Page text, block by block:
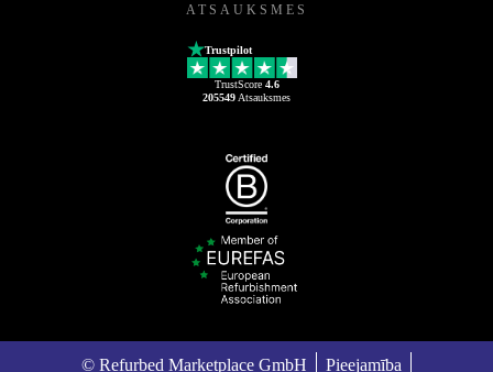
ATSAUKSMES
Trustpilot
TrustScore 4.6
205549 Atsauksmes
© Refurbed Marketplace GmbH Pieejamība